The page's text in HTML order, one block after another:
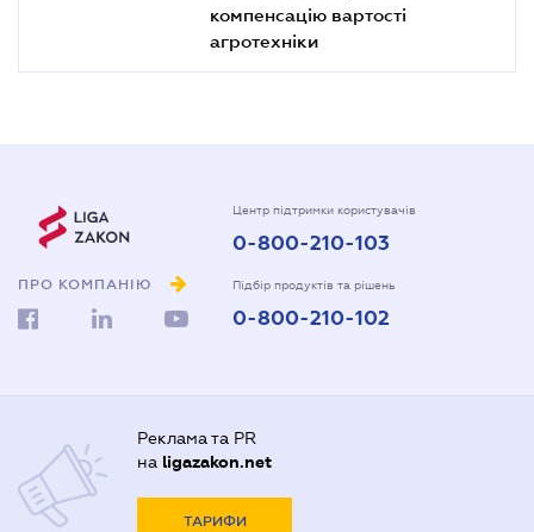
компенсацію вартості
агротехніки
ПРО КОМПАНІЮ
Центр підтримки користувачів
0-800-210-103
Підбір продуктів та рішень
0-800-210-102
Реклама та PR
на ligazakon.net
ТАРИФИ